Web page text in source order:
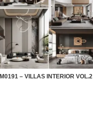
M0191 – VILLAS INTERIOR VOL.2